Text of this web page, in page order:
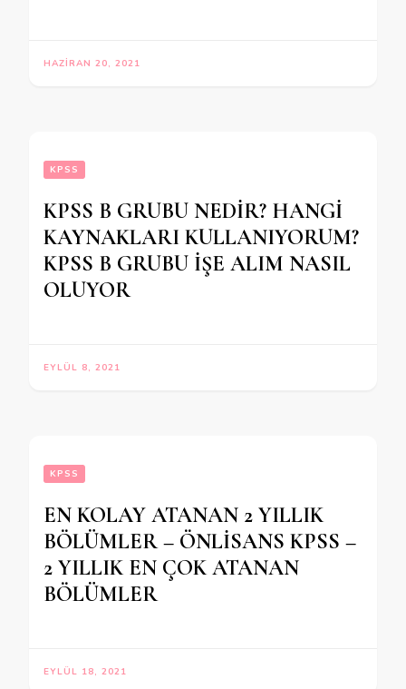
HAZIRAN 20, 2021
KPSS
KPSS B GRUBU NEDİR? HANGİ
KAYNAKLARI KULLANIYORUM?
KPSS B GRUBU İŞE ALIM NASIL
OLUYOR
EYLÜL 8, 2021
KPSS
EN KOLAY ATANAN 2 YILLIK
BÖLÜMLER – ÖNLİSANS KPSS –
2 YILLIK EN ÇOK ATANAN
BÖLÜMLER
EYLÜL 18, 2021